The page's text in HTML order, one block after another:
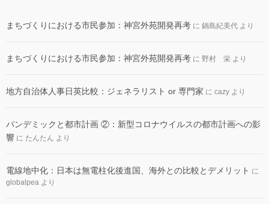
まちづくりにおける市民参加：神宮外苑開発再考 に 鍋島紀美代 より
まちづくりにおける市民参加：神宮外苑開発再考 に 野村 栄 より
地方自治体人事日英比較：ジェネラリスト or 専門家 に cazy より
パンデミックと都市計画 ②：新型コロナウイルスの都市計画への影
響 に たんたん より
電線地中化：日本は無電柱化後進国、海外との比較とデメリット に
globalpea より